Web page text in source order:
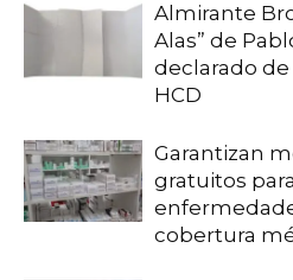
Almirante
Alas” de
declarado
HCD
Garantizan
gratuitos
cobertura